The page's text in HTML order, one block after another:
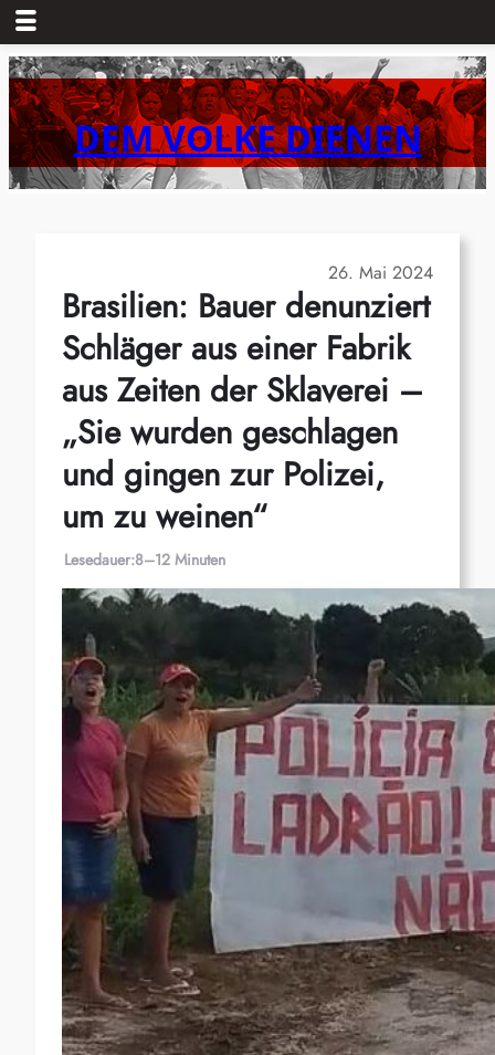
Zum
Inhalt
springenDEM VOLKE DIENEN
26. Mai 2024
Brasilien: Bauer denunziert
Schläger aus einer Fabrik
aus Zeiten der Sklaverei –
„Sie wurden geschlagen
und gingen zur Polizei,
um zu weinen“
Lesedauer:8–12 Minuten